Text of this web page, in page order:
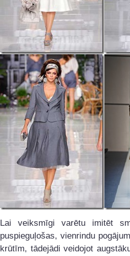
Lai veiksmīgi varētu imitēt
puspieguļošas, vienrindu
krūtīm, tādejādi veidojot